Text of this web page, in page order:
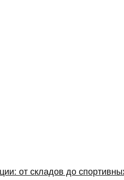
от складов до